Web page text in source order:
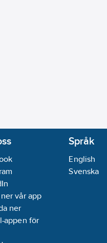
vår app
Språk
English
Svenska